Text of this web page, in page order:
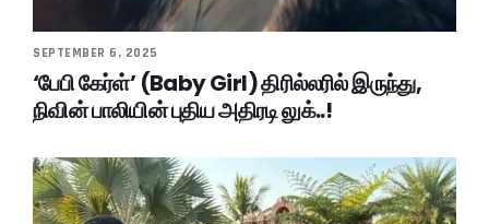
SEPTEMBER 6, 2025
‘பேபி கேர்ள்’ (Baby Girl) திரில்லரில் இருந்து,
நிவின் பாலியின் புதிய அதிரடி லுக்..!